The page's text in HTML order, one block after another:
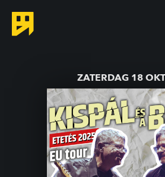
ZATERDAG 18